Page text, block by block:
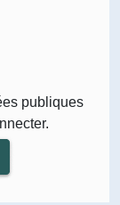
publiques